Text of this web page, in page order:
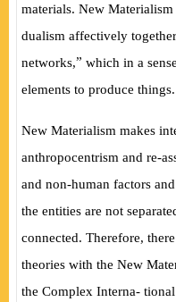
materials. New
dualism affectively
networks,” which in a
elements to produce things.
New Materialism makes
anthropocentrism and re-
and non-human factors
the entities are not
connected. Therefore,
theories with the New
the Complex Interna-